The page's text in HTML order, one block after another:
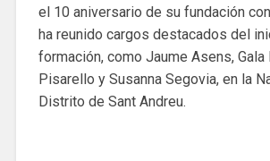
el 10 aniversario de su fundación
ha reunido cargos destacados del
formación, como Jaume Asens, Gala
Pisarello y Susanna Segovia, en la
Distrito de Sant Andreu.